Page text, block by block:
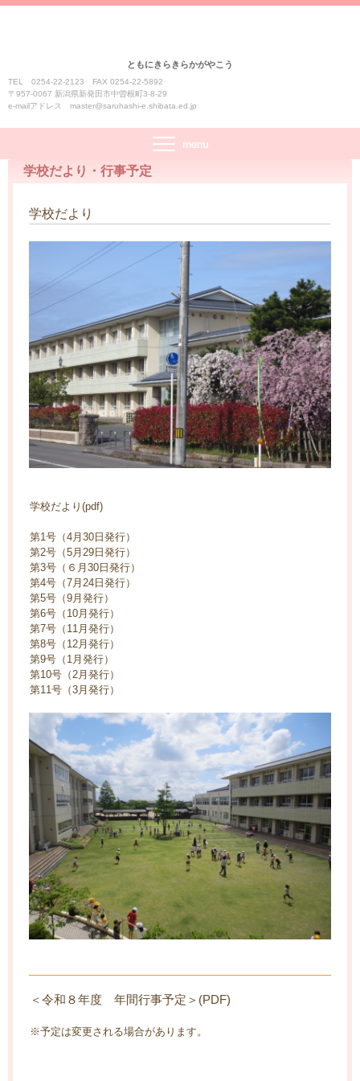
ともにきらきらかがやこう
TEL 0254-22-2123 FAX 0254-22-5892
〒957-0067 新潟県新発田市中曽根町3-8-29
e-mailアドレス master@saruhashi-e.shibata.ed.jp
学校だより・行事予定
学校だより
学校だより(pdf)
第1号（4月30日発行）
第2号（5月29日発行）
第3号 （６月30日発行）
第4号 （7月24日発行）
第5号（9月発行）
第6号（10月発行）
第7号（11月発行）
第8号（12月発行）
第9号（1月発行）
第10号（2月発行）
第11号（3月発行）
＜令和８年度 年間行事予定＞(PDF)
※予定は変更される場合があります。